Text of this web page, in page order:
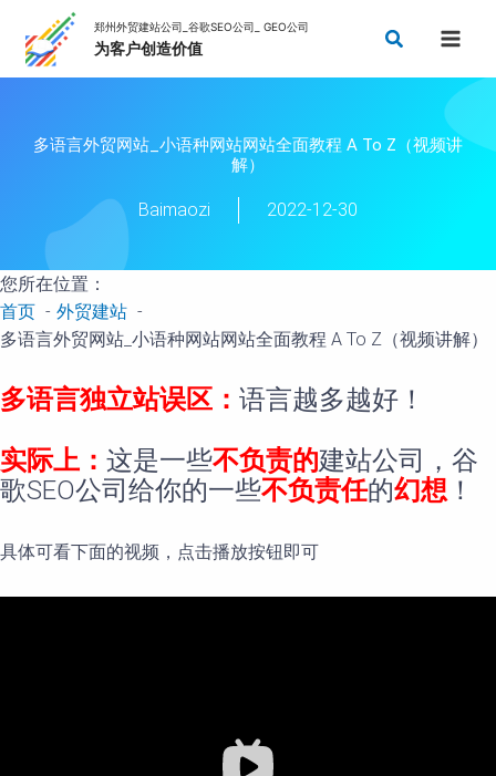
搜
多语言外贸网站_小语种网站网站全面教程 A To Z（视频讲
解）
Baimaozi 2022-12-30
您所在位置：
首页
外贸建站
多语言外贸网站_小语种网站网站全面教程 A To Z（视频讲解）
多语言独立站误区： 语言越多越好！
实际上： 这是一些不负责的建站公司，谷
歌SEO公司给你的一些不负责任的幻想 ！
具体可看下面的视频，点击播放按钮即可